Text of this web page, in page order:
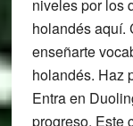
niveles por los
holandés aquí.
enseñarte
holandés. Haz
Entra en
progreso. Este